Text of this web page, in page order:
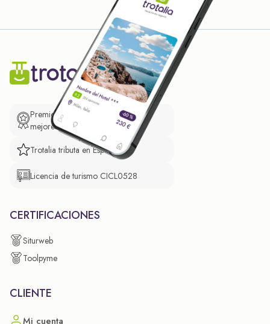
Premio de El Confidencial a las
mejores prácticas empresariales.
Trotalia tributa en España
Licencia de turismo CICL0528
CERTIFICACIONES
Siturweb
Toolpyme
CLIENTE
Mi cuenta